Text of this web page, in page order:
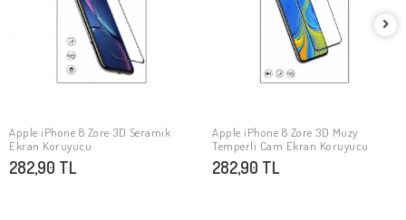
SEPETE EKLE
Apple iPhone 8 Zore 3D Seramik
Ekran Koruyucu
282,90 TL
SEPETE EKLE
Apple iPhone 8 Zore 3D Muzy
Temperli Cam Ekran Koruyucu
282,90 TL